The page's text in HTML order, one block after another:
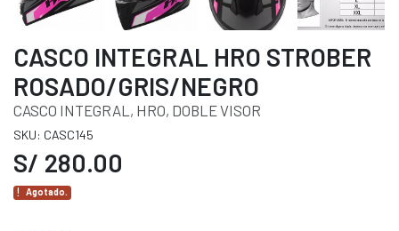
CASCO INTEGRAL HRO STROBER
ROSADO/GRIS/NEGRO
CASCO INTEGRAL, HRO, DOBLE VISOR
SKU: CASC145
S/ 280.00
Agotado.